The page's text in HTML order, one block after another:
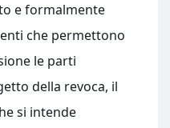
e formalmente
che permettono
le parti
della revoca, il
si intende